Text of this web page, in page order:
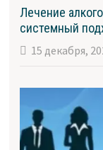
Лечение
системный
15 декабря,